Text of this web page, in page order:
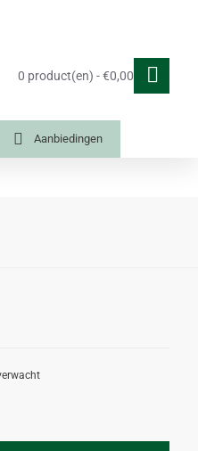
0 product(en) - €0,00
Aanbiedingen